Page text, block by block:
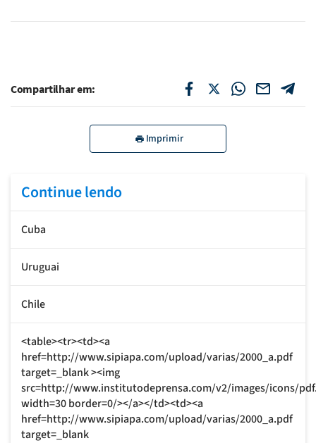
Compartilhar em:
Imprimir
Continue lendo
Cuba
Uruguai
Chile
<table><tr><td><a
href=http://www.sipiapa.com/upload/varias/2000_a.pdf
target=_blank ><img
src=http://www.institutodeprensa.com/v2/images/icons/
width=30 border=0/></a></td><td><a
href=http://www.sipiapa.com/upload/varias/2000_a.pdf
target=_blank